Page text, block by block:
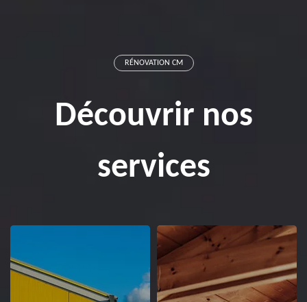
RÉNOVATION CM
Découvrir nos
services